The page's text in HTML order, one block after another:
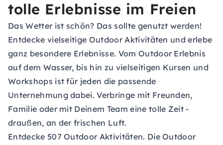
tolle Erlebnisse im Freien
Das Wetter ist schön? Das sollte genutzt werden!
Entdecke vielseitige Outdoor Aktivitäten und erlebe
ganz besondere Erlebnisse. Vom Outdoor Erlebnis
auf dem Wasser, bis hin zu vielseitigen Kursen und
Workshops ist für jeden die passende
Unternehmung dabei. Verbringe mit Freunden,
Familie oder mit Deinem Team eine tolle Zeit -
draußen, an der frischen Luft.
Entdecke 507 Outdoor Aktivitäten. Die Outdoor